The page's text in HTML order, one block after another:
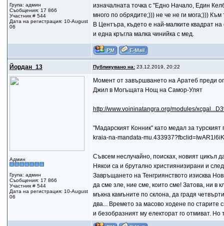
Група: админ
Съобщения: 17 866
Участник # 544
Дата на регистрация: 10-August
06
изначалната точка с "Едно Начало, Един
много по обрядите;))) не че не ги мога;)))
В Центъра, където е най-малките квадрат
и една кръгла малка чинийка с мед.
Йордан_13 Публикувано на:23.12.2019, 20:22
Админ
Група: админ
Съобщения: 17 866
Участник # 544
Дата на регистрация: 10-August
06
Момент от завършването на Аратеб преди
Джил в Могъщата Нощ на Самор-Улят
http://www.voininatangra.org/modules/
"Мадарският Конник" като медал за
kraia-na-mandata-
Съвсем неслучайно, поисках, новият цикъл
Някои са и брутално християнизирани и
Завръщането на Тенгриянството изисква
да сме зле, ние сме, които сме! Затова, ни в
мъкна камъните по склона, да градя
два... Времето за масово ходене по старите
и безобразният му електорат го отмиват.